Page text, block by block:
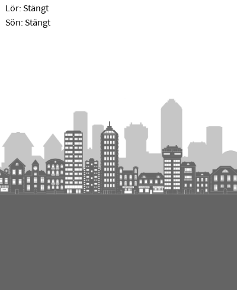
Lör: Stängt
Sön: Stängt